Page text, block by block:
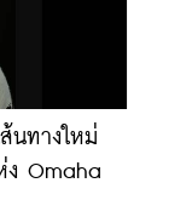
นทางใหม่
Omaha